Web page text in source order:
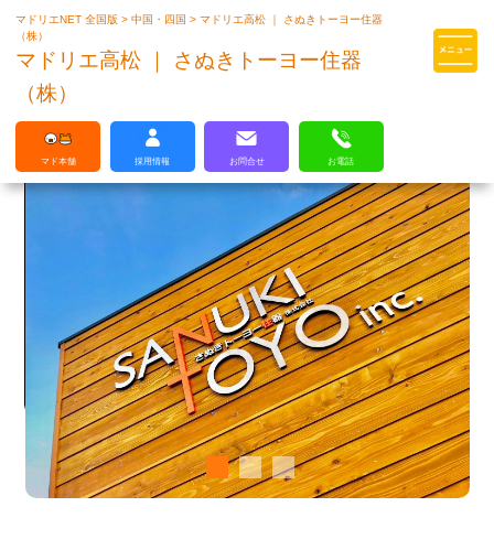
マドリエはLIXILの厳しい基準を
マドリエNET 全国版>中国・四国>マドリエ高松 ｜ さぬきトーヨー住器
（株）
マドリエ高松 ｜ さぬきトーヨー住器
（株）
マド本舗 採用情報 お問合せ お電話